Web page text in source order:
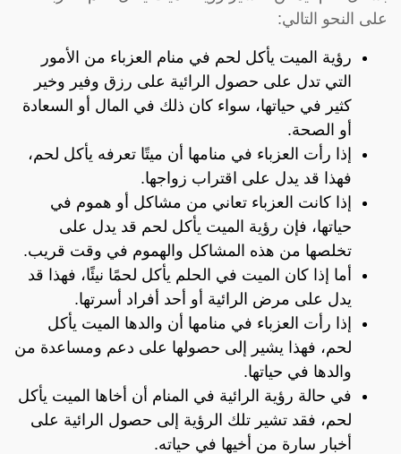
على النحو التالي:
رؤية الميت يأكل لحم في منام العزباء من الأمور
التي تدل على حصول الرائية على رزق وفير وخير
كثير في حياتها، سواء كان ذلك في المال أو السعادة
أو الصحة.
إذا رأت العزباء في منامها أن ميتًا تعرفه يأكل لحم،
فهذا قد يدل على اقتراب زواجها.
إذا كانت العزباء تعاني من مشاكل أو هموم في
حياتها، فإن رؤية الميت يأكل لحم قد يدل على
تخلصها من هذه المشاكل والهموم في وقت قريب.
أما إذا كان الميت في الحلم يأكل لحمًا نيئًا، فهذا قد
يدل على مرض الرائية أو أحد أفراد أسرتها.
إذا رأت العزباء في منامها أن والدها الميت يأكل
لحم، فهذا يشير إلى حصولها على دعم ومساعدة من
والدها في حياتها.
في حالة رؤية الرائية في المنام أن أخاها الميت يأكل
لحم، فقد تشير تلك الرؤية إلى حصول الرائية على
أخبار سارة من أخيها في حياته.